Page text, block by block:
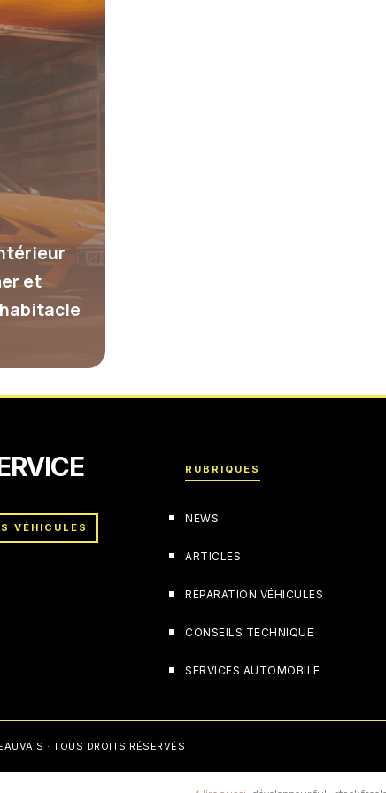
et
VÉHICULES
RUBRIQUES
NEWS
ARTICLES
RÉPARATION VÉHICULES
CONSEILS TECHNIQUE
SERVICES AUTOMOBILE
· TOUS DROITS RÉSERVÉS